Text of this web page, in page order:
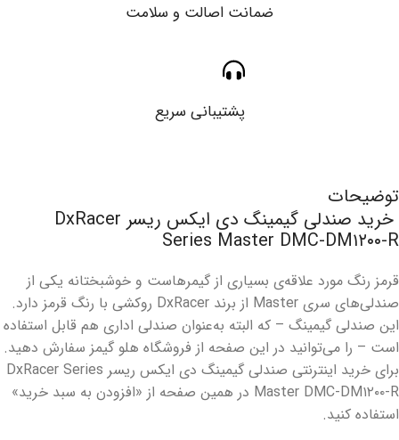
ضمانت اصالت و سلامت
پشتیبانی سریع
توضیحات
خرید صندلی گیمینگ دی ایکس ریسر DxRacer
Series Master DMC-DM۱۲۰۰-R
قرمز رنگ مورد علاقه‌ی بسیاری از گیمرهاست و خوشبختانه یکی از
صندلی‌های سری Master از برند DxRacer روکشی با رنگ قرمز دارد.
این صندلی گیمینگ – که البته به‌عنوان صندلی اداری هم قابل استفاده
است – را می‌توانید در این صفحه از فروشگاه هلو گیمز سفارش دهید.
برای خرید اینترنتی صندلی گیمینگ دی ایکس ریسر DxRacer Series
Master DMC-DM۱۲۰۰-R در همین صفحه از «افزودن به سبد خرید»
استفاده کنید.